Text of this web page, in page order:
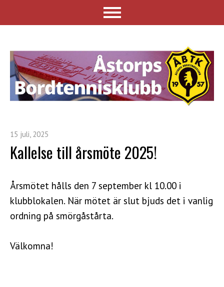
15 juli, 2025
Kallelse till årsmöte 2025!
Årsmötet hålls den 7 september kl 10.00 i
klubblokalen. När mötet är slut bjuds det i vanlig
ordning på smörgåstårta.
Välkomna!